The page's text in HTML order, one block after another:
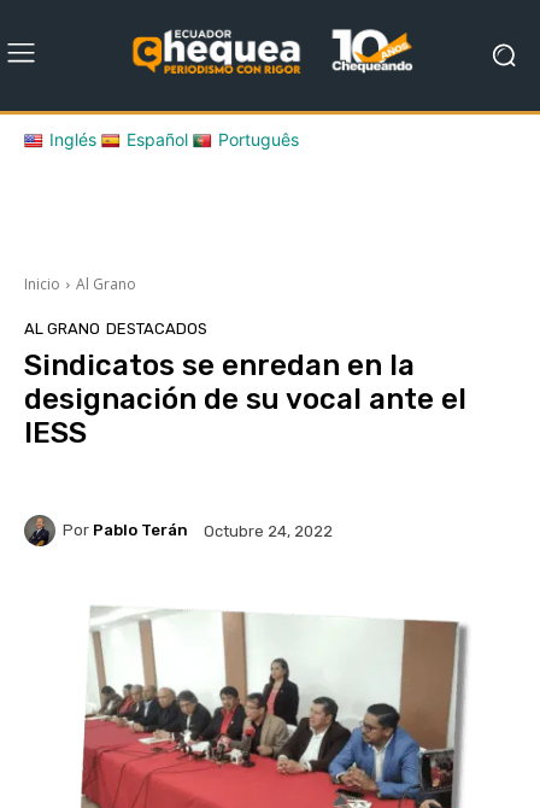
Inglés Español Português
Inicio Al Grano
AL GRANO DESTACADOS
Sindicatos se enredan en la
designación de su vocal ante el
IESS
Por Pablo Terán Octubre 24, 2022